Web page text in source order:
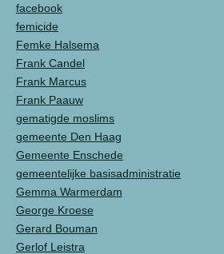
facebook
femicide
Femke Halsema
Frank Candel
Frank Marcus
Frank Paauw
gematigde moslims
gemeente Den Haag
Gemeente Enschede
gemeentelijke basisadministratie
Gemma Warmerdam
George Kroese
Gerard Bouman
Gerlof Leistra